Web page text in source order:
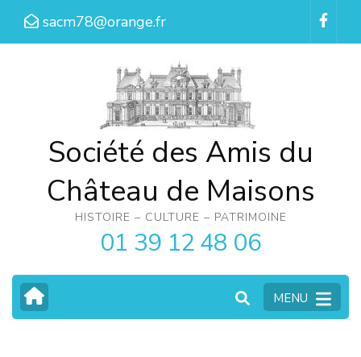
Aller
sacm78@orange.fr
Société des Amis du
Château de Maisons
HISTOIRE – CULTURE – PATRIMOINE
01 39 12 48 06
MENU